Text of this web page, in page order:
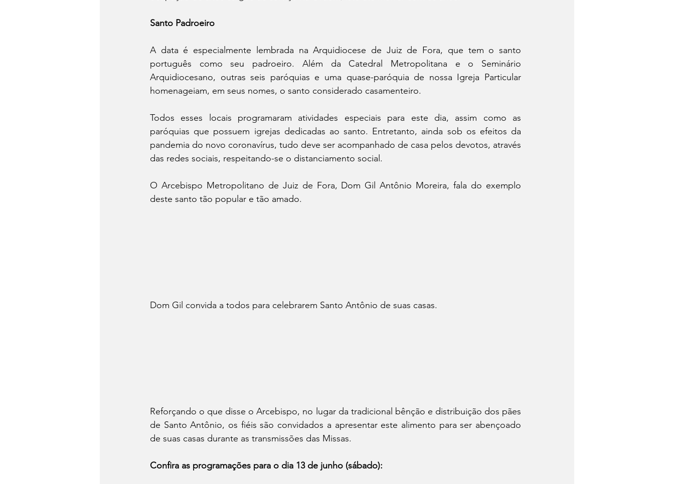
Santo Padroeiro
A data é especialmente lembrada na Arquidiocese de Juiz de Fora, que tem o santo
português como seu padroeiro. Além da Catedral Metropolitana e o Seminário
Arquidiocesano, outras seis paróquias e uma quase-paróquia de nossa Igreja Particular
homenageiam, em seus nomes, o santo considerado casamenteiro.
Todos esses locais programaram atividades especiais para este dia, assim como as
paróquias que possuem igrejas dedicadas ao santo. Entretanto, ainda sob os efeitos da
pandemia do novo coronavírus, tudo deve ser acompanhado de casa pelos devotos, através
das redes sociais, respeitando-se o distanciamento social.
O Arcebispo Metropolitano de Juiz de Fora, Dom Gil Antônio Moreira, fala do exemplo
deste santo tão popular e tão amado.
Dom Gil convida a todos para celebrarem Santo Antônio de suas casas.
Reforçando o que disse o Arcebispo, no lugar da tradicional bênção e distribuição dos pães
de Santo Antônio, os fiéis são convidados a apresentar este alimento para ser abençoado
de suas casas durante as transmissões das Missas.
Confira as programações para o dia 13 de junho (sábado):